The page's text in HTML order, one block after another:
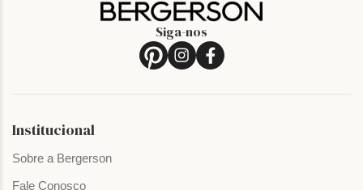
Siga-nos
Institucional
Sobre a Bergerson
Fale Conosco